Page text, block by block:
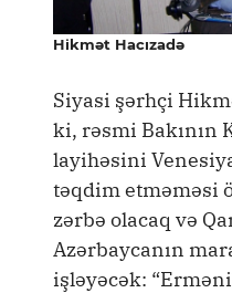
Hikmət Hacızadə
Siyasi şərhçi
ki, rəsmi Bakının
layihəsini
təqdim etməməsi
zərbə olacaq və
Azərbaycanın
işləyəcək: